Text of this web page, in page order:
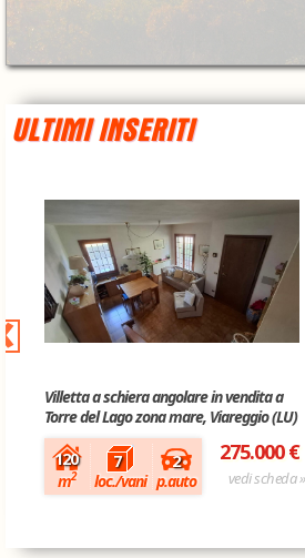
ULTIMI INSERITI
Villetta a schiera angolare in vendita a
Torre del Lago zona mare, Viareggio (LU)
120
m2
7
loc./vani
2
p.auto
275.000 €
vedi scheda »